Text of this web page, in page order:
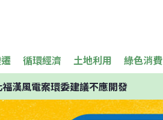
循環經濟 土地利用 綠色消費
漢風電案環委建議不應開發